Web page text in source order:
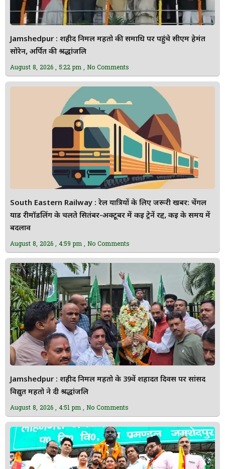
Jamshedpur : शहीद निर्मल महतो की समाधि पर पहुंचे सीएम हेमंत
सोरेन, अर्पित की श्रद्धांजलि
August 8, 2026 5:22 pm No Comments
South Eastern Railway : रेल यात्रियों के लिए जरूरी खबर: चेंगल
यार्ड रीमॉडलिंग के चलते सितंबर-अक्टूबर में कई ट्रेनें रद्द, कई के समय में
बदलाव
August 8, 2026 4:59 pm No Comments
Jamshedpur : शहीद निर्मल महतो के 39वें शहादत दिवस पर सांसद
विद्युत महतो ने दी श्रद्धांजलि
August 8, 2026 4:51 pm No Comments